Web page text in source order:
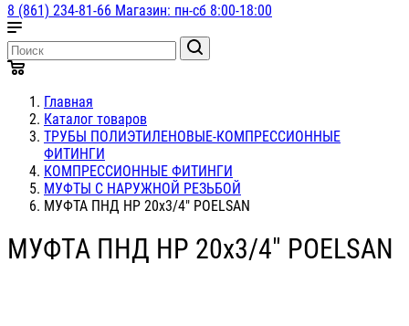
8 (861) 234-81-66 Магазин: пн-сб 8:00-18:00
Главная
Каталог товаров
ТРУБЫ ПОЛИЭТИЛЕНОВЫЕ-КОМПРЕССИОННЫЕ
ФИТИНГИ
КОМПРЕССИОННЫЕ ФИТИНГИ
МУФТЫ С НАРУЖНОЙ РЕЗЬБОЙ
МУФТА ПНД НР 20х3/4" POELSAN
МУФТА ПНД НР 20х3/4" POELSAN